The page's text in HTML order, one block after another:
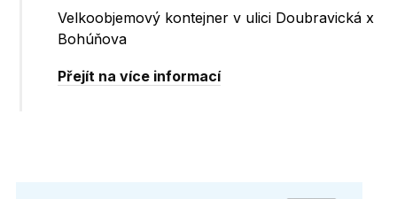
Velkoobjemový kontejner v ulici Doubravická x
Bohúňova
Přejít na více informací